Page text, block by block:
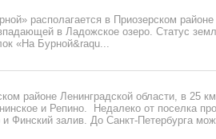
располагается в Приозерском
в Ладожское озеро. Статус
«На Бурной&raqu...
районе Ленинградской области, в 25
и Репино. Недалеко от поселка
Финский залив. До Санкт-Петербурга